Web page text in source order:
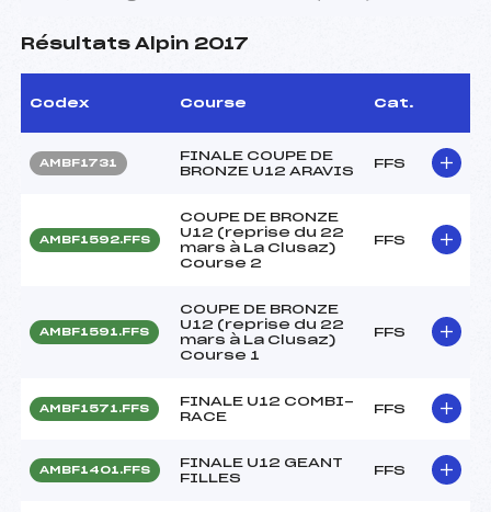
Résultats Alpin 2017
Codex Course Cat.
AMBF1731
FINALE COUPE DE
BRONZE U12 ARAVIS
FFS
AMBF1592.FFS
COUPE DE BRONZE
U12 (reprise du 22
mars à La Clusaz)
Course 2
FFS
AMBF1591.FFS
COUPE DE BRONZE
U12 (reprise du 22
mars à La Clusaz)
Course 1
FFS
AMBF1571.FFS
FINALE U12 COMBI-
RACE
FFS
AMBF1401.FFS
FINALE U12 GEANT
FILLES
FFS